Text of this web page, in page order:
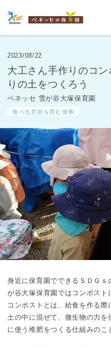
住所・駅
か
東京都
2023/08/22
大工さん手作りのコ
りの土をつくろう
ベネッセ 雪が谷大塚保育園
食べる意欲を育む食事
身近に保育園でできるＳＤＧ
が谷大塚保育園ではコンポスト
コンポストとは、給食を作る
土の中に混ぜて、微生物の力を
に使う堆肥をつくる仕組みのこ